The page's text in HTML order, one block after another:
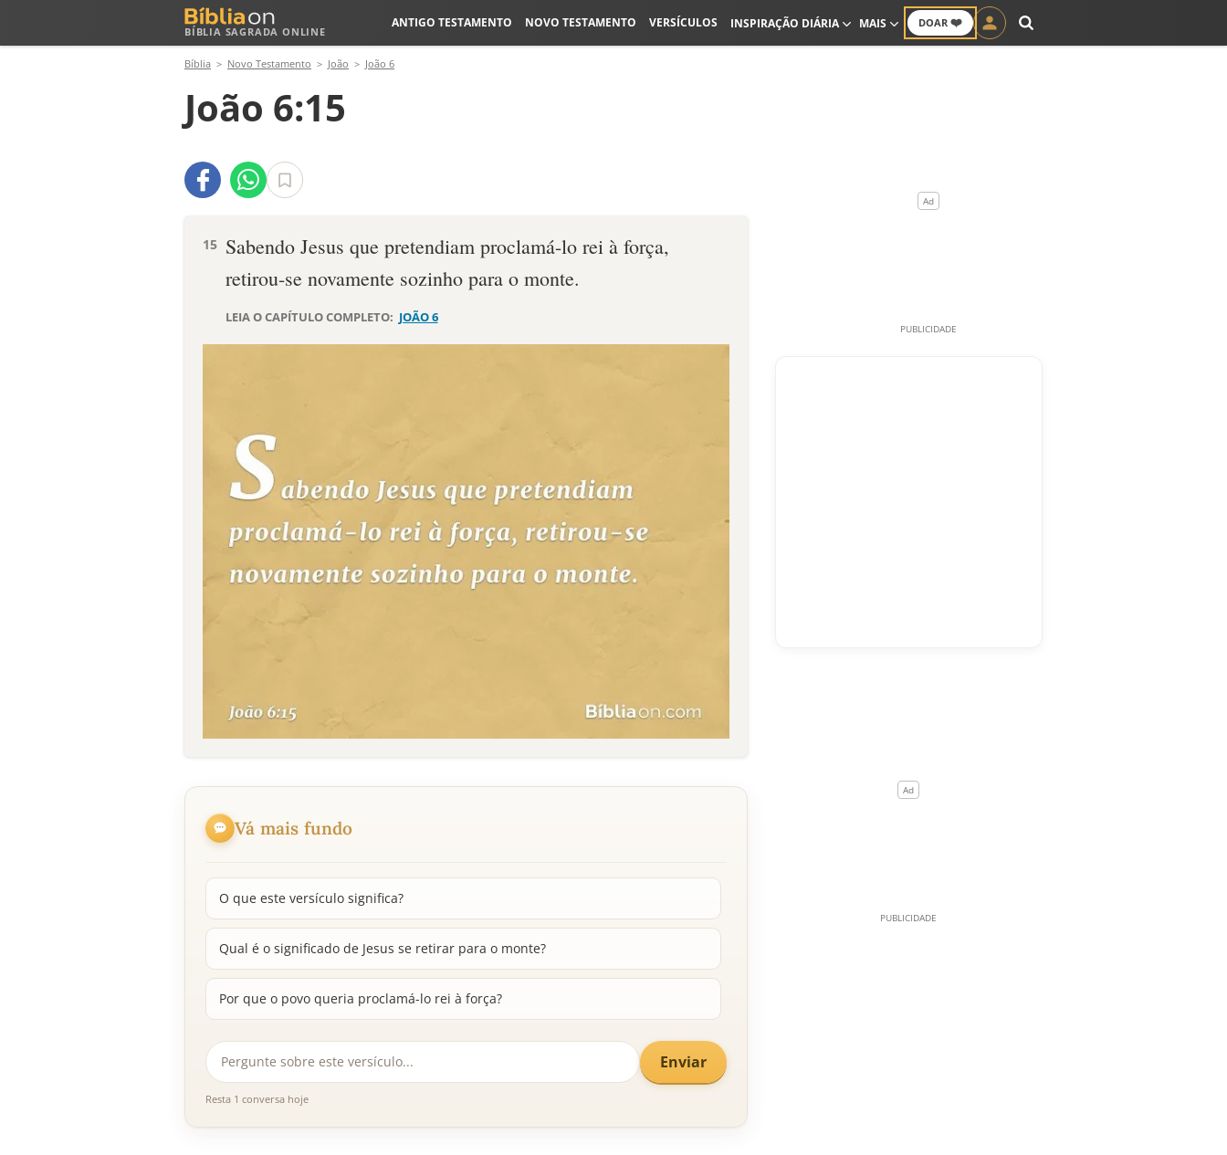
BÍBLIA SAGRADA ONLINE
DOAR ❤️
ANTIGO TESTAMENTO NOVO TESTAMENTO VERSÍCULOS INSPIRAÇÃO DIÁRIA MAIS
Bíblia Novo Testamento João João 6
João 6:15
15 Sabendo Jesus que pretendiam proclamá-lo rei à força,
retirou-se novamente sozinho para o monte.
LEIA O CAPÍTULO COMPLETO: JOÃO 6
Vá mais fundo
O que este versículo significa?
Qual é o significado de Jesus se retirar para o monte?
Por que o povo queria proclamá-lo rei à força?
Enviar
Resta 1 conversa hoje